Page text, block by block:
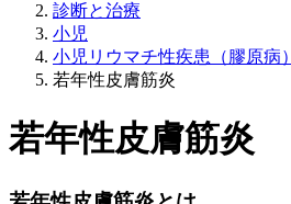
診断と治療
小児
小児リウマチ性疾患（膠原病）
若年性皮膚筋炎
若年性皮膚筋炎